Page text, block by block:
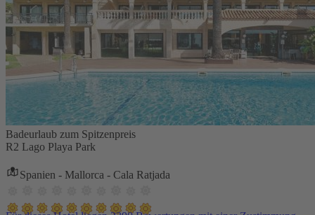
Badeurlaub zum Spitzenpreis
R2 Lago Playa Park
Spanien - Mallorca - Cala Ratjada